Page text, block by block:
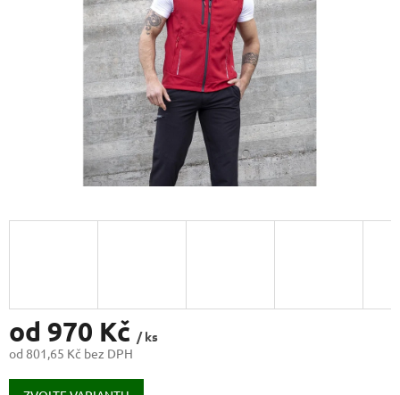
od 970 Kč / ks
od 801,65 Kč bez DPH
Měrná